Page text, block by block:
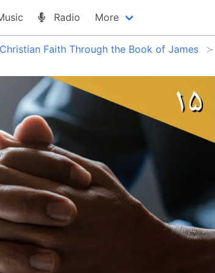
Radio More
Faith Through the Book of James